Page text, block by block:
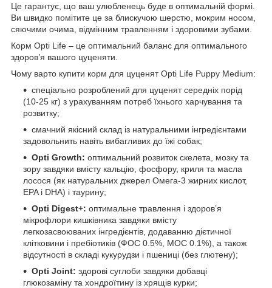
Це гарантує, що ваш улюбленець буде в оптимальній формі.
Ви швидко помітите це за блискучою шерстю, мокрим носом,
сяючими очима, відмінним травленням і здоровими зубами.
Корм Opti Life – це оптимальний баланс для оптимального
здоров’я вашого цуценяти.
Чому варто купити корм для цуценят Opti Life Puppy Medium:
спеціально розроблений для цуценят середніх порід
(10-25 кг) з урахуванням потреб їхнього харчування та
розвитку;
смачний якісний склад із натуральними інгредієнтами
задовольнить навіть вибагливих до їжі собак;
Opti Growth: оптимальний розвиток скелета, мозку та
зору завдяки вмісту кальцію, фосфору, криля та масла
лосося (як натуральних джерел Омега-3 жирних кислот,
EPA і DHA) і таурину;
Opti Digest+: оптимальне травлення і здоров’я
мікрофлори кишківника завдяки вмісту
легкозасвоюваних інгредієнтів, додаванню дієтичної
клітковини і пребіотиків (ФОС 0.5%, МОС 0.1%), а також
відсутності в складі кукурудзи і пшениці (без глютену);
Opti Joint: здорові суглоби завдяки добавці
глюкозаміну та хондроїтину із хрящів курки;